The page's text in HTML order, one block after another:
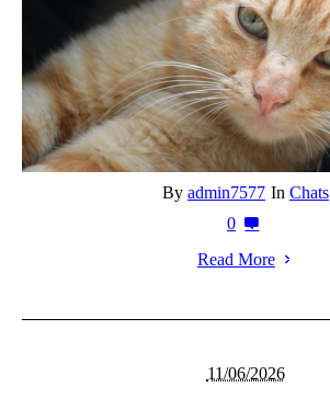
By admin7577 In Chats
0
Read More
11/06/2026